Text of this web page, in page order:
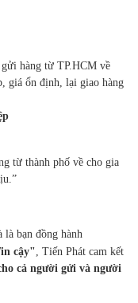
hàng từ TP.HCM về
giá ổn định, lại giao hàng
từ thành phố về cho gia
là bạn đồng hành
cậy" , Tiến Phát cam kết
cả người gửi và người